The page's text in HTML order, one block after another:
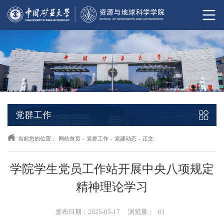
党群工作
当前您的位置： 网站首页 - 党群工作 - 党建动态 - 正文
学院学生党员工作站开展中央八项规定
精神理论学习
发布日期：2025-05-17 浏览量： 61